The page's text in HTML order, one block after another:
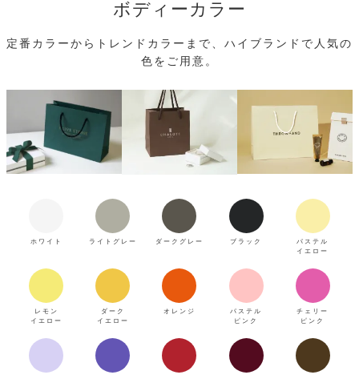
ボディーカラー
定番カラーからトレンドカラーまで、ハイブランドで人気の
色をご用意。
ホワイト ライトグレー ダークグレー ブラック
パステル
イエロー
レモン
イエロー
ダーク
イエロー
オレンジ
パステル
ピンク
チェリー
ピンク